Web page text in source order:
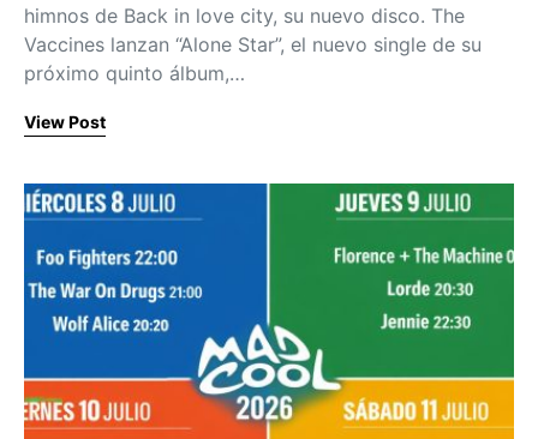
himnos de Back in love city, su nuevo disco. The
Vaccines lanzan “Alone Star”, el nuevo single de su
próximo quinto álbum,…
View Post